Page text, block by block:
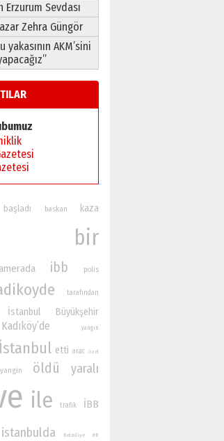
Sevdası
Zehra Güngör
AKM’sini
başladı baskan kaza
bir
ibb polis
tarafından
İstanbul Büyükşehir
Kadıköy’de yangın
İstanbul etti arac özel
yangin öldü yaralı
ile trafik İBB
istanbulda Belediye en